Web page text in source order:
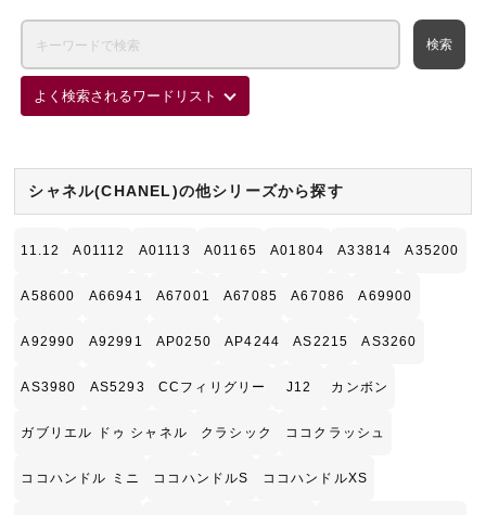
よく検索されるワードリスト
シャネル(CHANEL)の他シリーズから探す
11.12 A01112 A01113 A01165 A01804 A33814 A35200
A58600 A66941 A67001 A67085 A67086 A69900
A92990 A92991 AP0250 AP4244 AS2215 AS3260
AS3980 AS5293 CCフィリグリー J12 カンボン
ガブリエル ドゥ シャネル クラシック ココクラッシュ
ココハンドル ミニ ココハンドルS ココハンドルXS